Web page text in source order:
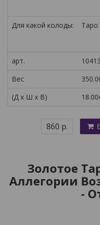
Для какой колоды:
Таро
арт.
10413
Вес
(Д x Ш x В)
860 р.
Золотое
Аллегории
-